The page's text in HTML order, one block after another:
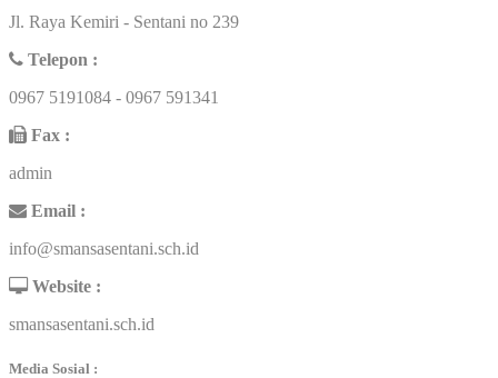
Jl. Raya Kemiri - Sentani no 239
Telepon :
0967 5191084 - 0967 591341
Fax :
admin
Email :
info@smansasentani.sch.id
Website :
smansasentani.sch.id
Media Sosial :